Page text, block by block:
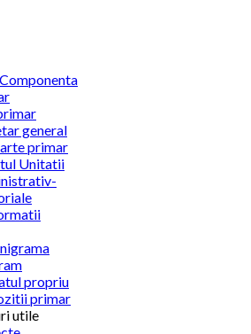
Componenta
general
primar
Unitatii
propriu
primar
utile